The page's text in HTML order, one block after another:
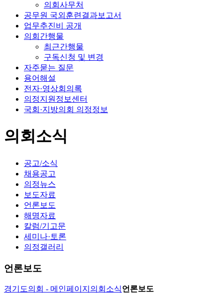
의회사무처
공무원 국외훈련결과보고서
업무추진비 공개
의회간행물
최근간행물
구독신청 및 변경
자주묻는 질문
용어해설
전자·영상회의록
의정지원정보센터
국회·지방의회 의정정보
의회소식
공고/소식
채용공고
의정뉴스
보도자료
언론보도
해명자료
칼럼/기고문
세미나·토론
의정갤러리
언론보도
경기도의회 - 메인페이지 의회소식언론보도